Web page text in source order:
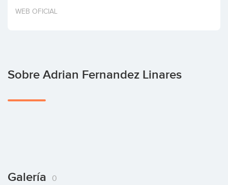
Invertir
WEB OFICIAL
Sobre Adrian Fernandez Linares
Galería 0